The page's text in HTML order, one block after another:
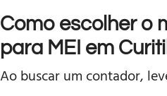
Como escolher o
para MEI em
Ao buscar um contador,